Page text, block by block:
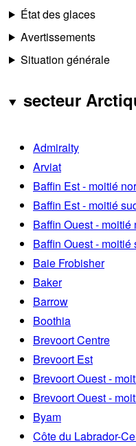
État des glaces
Avertissements
Situation générale
secteur
Admiralty
Arviat
Baffin Est - moitié
Baffin Est - moitié
Baffin Ouest - moitié
Baffin Ouest - moitié
Baie Frobisher
Baker
Barrow
Boothia
Brevoort Centre
Brevoort Est
Brevoort Ouest -
Brevoort Ouest -
Byam
Côte du Labrador-